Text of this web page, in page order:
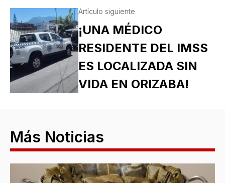
Artículo siguiente
¡UNA MÉDICO
RESIDENTE DEL IMSS
ES LOCALIZADA SIN
VIDA EN ORIZABA!
Más Noticias